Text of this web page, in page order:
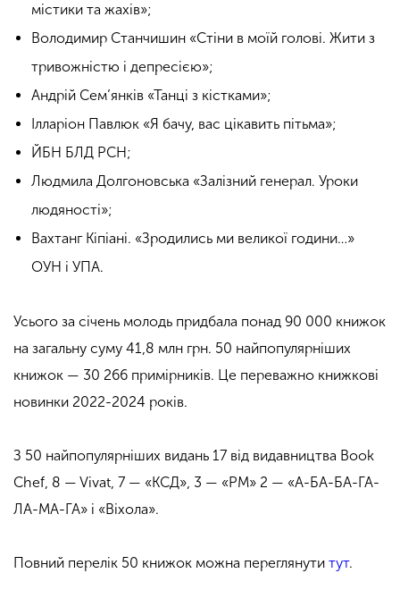
містики та жахів»;
Володимир Станчишин «Стіни в моїй голові. Жити з
тривожністю і депресією»;
Андрій Сем’янків «Танці з кістками»;
Ілларіон Павлюк «Я бачу, вас цікавить пітьма»;
ЙБН БЛД РСН;
Людмила Долгоновська «Залізний генерал. Уроки
людяності»;
Вахтанг Кіпіані. «Зродились ми великої години…»
ОУН і УПА.
Усього за січень молодь придбала понад 90 000 книжок
на загальну суму 41,8 млн грн. 50 найпопулярніших
книжок — 30 266 примірників. Це переважно книжкові
новинки 2022-2024 років.
З 50 найпопулярніших видань 17 від видавництва Book
Chef, 8 — Vivat, 7 — «КСД», 3 — «РМ» 2 — «А-БА-БА-ГА-
ЛА-МА-ГА» і «Віхола».
Повний перелік 50 книжок можна переглянути тут.